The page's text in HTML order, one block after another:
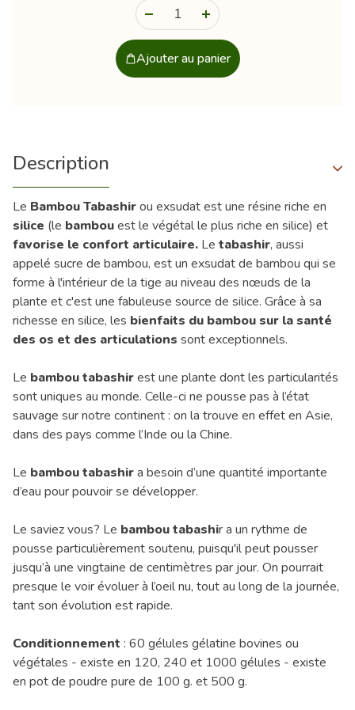
Ajouter au panier
Description
Le Bambou Tabashirou exsudat est une résine riche en
silice (le bambouest le végétal le plus riche en silice) et
favorise le confort articulaire. Le tabashir, aussi
appelé sucre de bambou, est un exsudat de bambou qui se
forme à l'intérieur de la tige au niveau des nœuds de la
plante et c'est une fabuleuse source de silice. Grâce à sa
richesse en silice, les bienfaits du bambou sur la santé
des os et des articulations sont exceptionnels.
Le bambou tabashirest une plante dont les particularités
sont uniques au monde. Celle-ci ne pousse pas à l’état
sauvage sur notre continent : on la trouve en effet en Asie,
dans des pays comme l’Inde ou la Chine.
Le bambou tabashira besoin d’une quantité importante
d’eau pour pouvoir se développer.
Le saviez vous? Le bamboutabashir a un rythme de
pousse particulièrement soutenu, puisqu'il peut pousser
jusqu’à une vingtaine de centimètres par jour. On pourrait
presque le voir évoluer à l’oeil nu, tout au long de la journée,
tant son évolution est rapide.
Conditionnement : 60 gélules gélatine bovines ou
végétales - existe en 120, 240 et 1000 gélules - existe
en pot de poudre pure de 100 g. et 500 g.